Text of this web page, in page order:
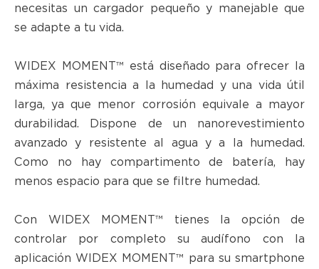
necesitas un cargador pequeño y manejable que
se adapte a tu vida.
WIDEX MOMENT™ está diseñado para ofrecer la
máxima resistencia a la humedad y una vida útil
larga, ya que menor corrosión equivale a mayor
durabilidad. Dispone de un nanorevestimiento
avanzado y resistente al agua y a la humedad.
Como no hay compartimento de batería, hay
menos espacio para que se filtre humedad.
Con WIDEX MOMENT™ tienes la opción de
controlar por completo su audífono con la
aplicación WIDEX MOMENT™ para su smartphone